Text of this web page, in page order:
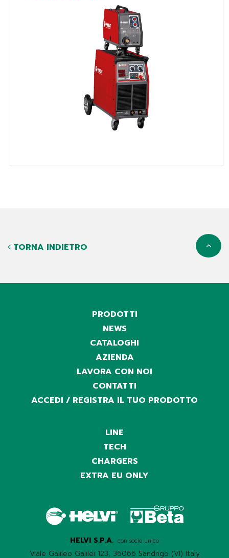
TORNA INDIETRO
PRODOTTI
NEWS
CATALOGHI
AZIENDA
LAVORA CON NOI
CONTATTI
ACCEDI / REGISTRA IL TUO PRODOTTO
LINE
TECH
CHARGERS
EXTRA EU ONLY
HELVI S.P.A. con socio unico
Viale Galileo Galilei 123, 36066 Sandrigo (VI) Italy